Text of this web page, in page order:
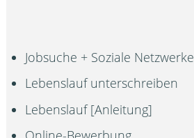
Jobsuche + Soziale Netzwerke
Lebenslauf unterschreiben
Lebenslauf [Anleitung]